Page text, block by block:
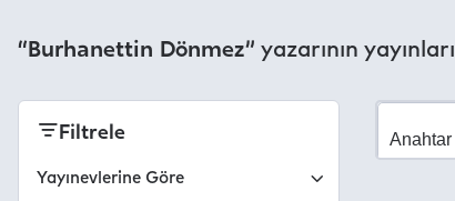
“Burhanettin Dönmez” yazarının yayınları
Filtrele
Yayınevlerine Göre